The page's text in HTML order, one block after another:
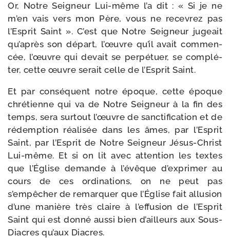
Or, Notre Seigneur Lui-​même l’a dit : « Si je ne
m’en vais vers mon Père, vous ne rece­vrez pas
l’Esprit Saint ». C’est que Notre Seigneur jugeait
qu’après son départ, l’œuvre qu’il avait com­men­
cée, l’œuvre qui devait se per­pé­tuer, se com­plé­
ter, cette œuvre serait celle de l’Esprit Saint.
Et par consé­quent notre époque, cette époque
chré­tienne qui va de Notre Seigneur à la fin des
temps, sera sur­tout l’œuvre de sanc­ti­fi­ca­tion et de
rédemp­tion réa­li­sée dans les âmes, par l’Esprit
Saint, par l’Esprit de Notre Seigneur Jésus-​Christ
Lui-​même. Et si on lit avec atten­tion les textes
que l’Église demande à l’évêque d’exprimer au
cours de ces ordi­na­tions, on ne peut pas
s’empêcher de remar­quer que l’Église fait allu­sion
d’une manière très claire à l’effusion de l’Esprit
Saint qui est don­né aus­si bien d’ailleurs aux Sous-​
Diacres qu’aux Diacres.